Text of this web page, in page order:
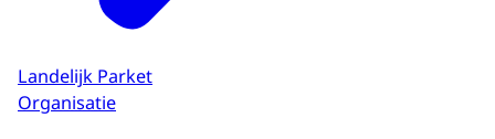
Landelijk Parket
Organisatie